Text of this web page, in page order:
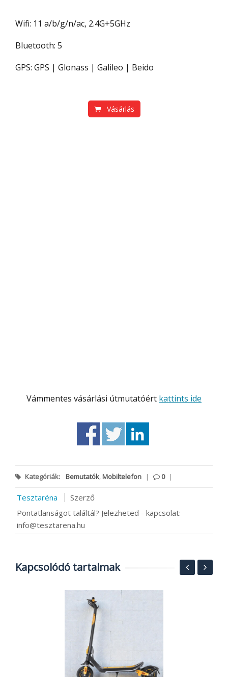
Wifi: 11 a/b/g/n/ac, 2.4G+5GHz
Bluetooth: 5
GPS: GPS | Glonass | Galileo | Beido
Vásárlás
Vámmentes vásárlási útmutatóért kattints ide
Kategóriák: Bemutatók,Mobiltelefon | 0 |
Tesztaréna
Szerző
Pontatlanságot találtál? Jelezheted - kapcsolat:
info@tesztarena.hu
Kapcsolódó tartalmak